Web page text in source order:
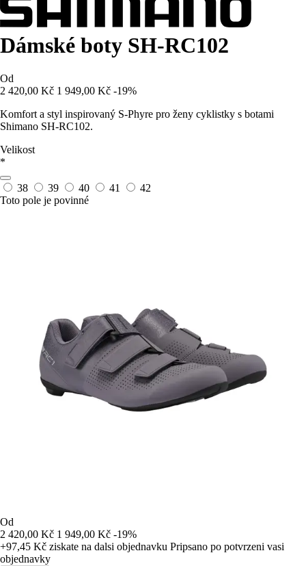
Dámské boty SH-RC102
Od
2 420,00 Kč 1 949,00 Kč -19%
Komfort a styl inspirovaný S-Phyre pro ženy cyklistky s botami
Shimano SH-RC102.
Velikost
*
38 39 40 41
42
Toto pole je povinné
Od
2 420,00 Kč 1 949,00 Kč -19%
+97,45 Kč ziskate na dalsi objednavku Pripsano po potvrzeni vasi
objednavky